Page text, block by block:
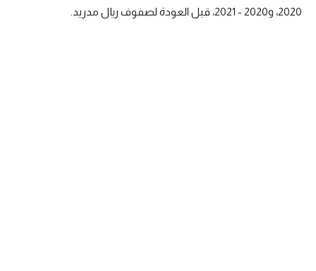
كويز في الجول2020، و2020 - 2021، قبل العودة لصفوف ريال مدريد.